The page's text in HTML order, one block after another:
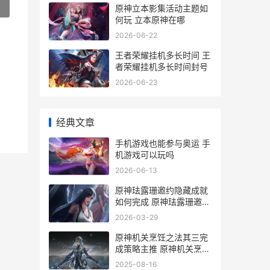
原神立本影集活动主题如
何玩 立本原神在哪
2026-06-22
王者荣耀挂机多长时间 王
者荣耀挂机多长时间封号
2026-06-23
经典文章
手机游戏也能参与奥运 手
机游戏可以玩吗
2026-06-13
原神珐露珊邀约隐藏成就
如何完成 原神珐露珊邀约
有几个成就
2026-03-29
原神机关烹饪之法其三完
成策略主推 原神机关烹饪
之法之一火怎么控制
2025-08-16